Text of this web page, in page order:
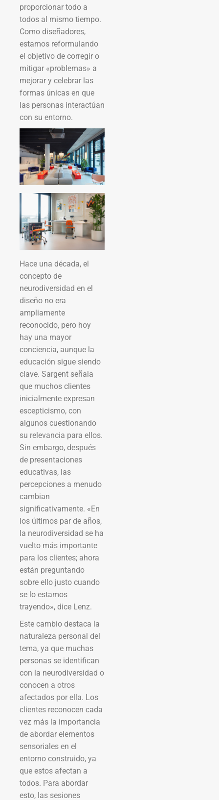
proporcionar todo a
todos al mismo tiempo.
Como diseñadores,
estamos reformulando
el objetivo de corregir o
mitigar «problemas» a
mejorar y celebrar las
formas únicas en que
las personas interactúan
con su entorno.
Hace una década, el
concepto de
neurodiversidad en el
diseño no era
ampliamente
reconocido, pero hoy
hay una mayor
conciencia, aunque la
educación sigue siendo
clave. Sargent señala
que muchos clientes
inicialmente expresan
escepticismo, con
algunos cuestionando
su relevancia para ellos.
Sin embargo, después
de presentaciones
educativas, las
percepciones a menudo
cambian
significativamente. «En
los últimos par de años,
la neurodiversidad se ha
vuelto más importante
para los clientes; ahora
están preguntando
sobre ello justo cuando
se lo estamos
trayendo», dice Lenz.
Este cambio destaca la
naturaleza personal del
tema, ya que muchas
personas se identifican
con la neurodiversidad o
conocen a otros
afectados por ella. Los
clientes reconocen cada
vez más la importancia
de abordar elementos
sensoriales en el
entorno construido, ya
que estos afectan a
todos. Para abordar
esto, las sesiones